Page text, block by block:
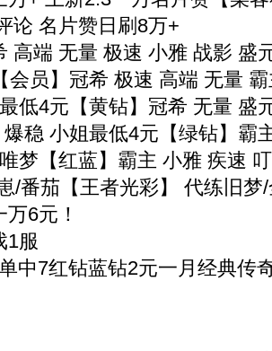
论 名片赞日刷8万+
高端 无量 极速 小雅 战影 盛
会员】冠希 极速 高端 无量
低4元【黄钻】冠希 无量 盛
稳 小姐最低4元【绿钻】霸
梦【红蓝】霸主 小雅 疾速
/番茄【王者光彩】 代练旧梦
6元！
1服
中7红钻蓝钻2元一月经典传